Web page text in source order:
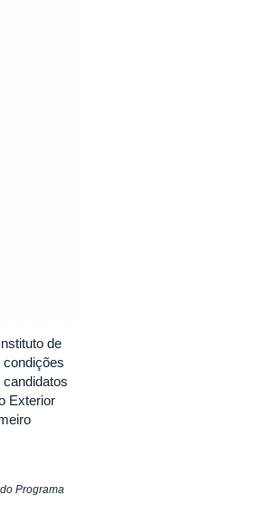
de
condições
Exterior
Programa